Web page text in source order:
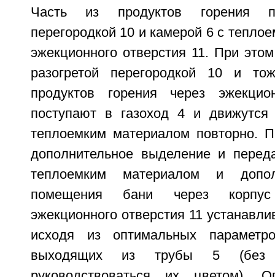
Часть из продуктов горения
перегородкой 10 и камерой 6 с
эжекционного отверстия 11. При
разогретой перегородкой 10 и
продуктов горения через
поступают в газоход 4 и
теплоемким материалом повторно.
дополнительное выделение и
теплоемким материалом и
помещения бани через
эжекционного отверстия 11
исходя из оптимальных
выходящих из трубы 5 (без